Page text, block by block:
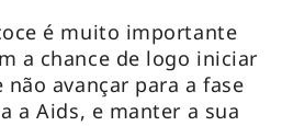
é muito importante
a chance de logo iniciar
avançar para a fase
a Aids, e manter a sua